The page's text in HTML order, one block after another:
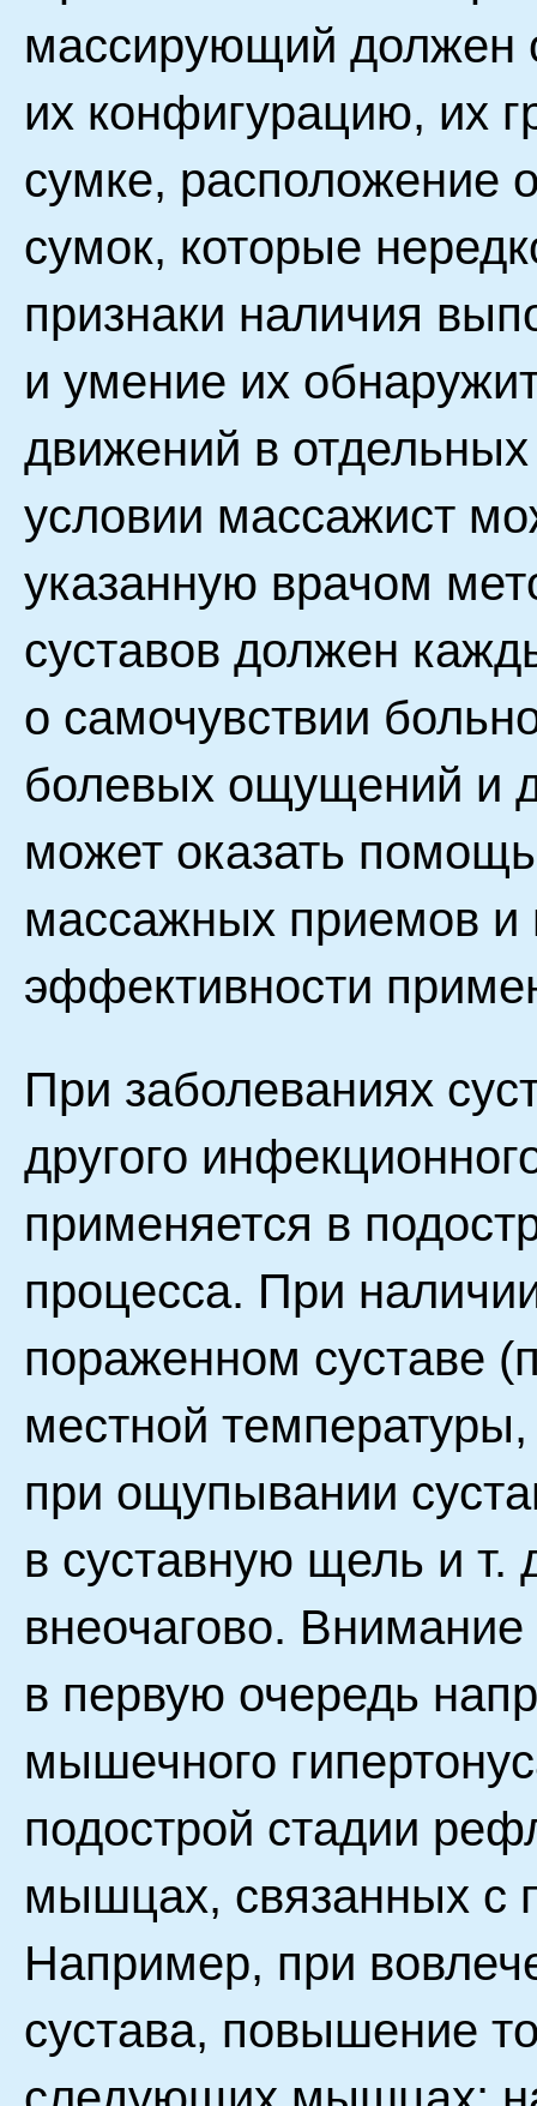
массирующий должен
их конфигурацию, их
сумке, расположение
сумок, которые
признаки наличия
и умение их
движений в
условии массажист
указанную врачом
суставов должен
о самочувствии
болевых ощущений и
может оказать
массажных приемов и
эффективности
При заболеваниях
другого
применяется в
процесса. При
пораженном суставе
местной
при ощупывании
в суставную щель и т.
внеочагово.
в первую очередь
мышечного
подострой стадии
мышцах, связанных с
Например, при
сустава, повышение